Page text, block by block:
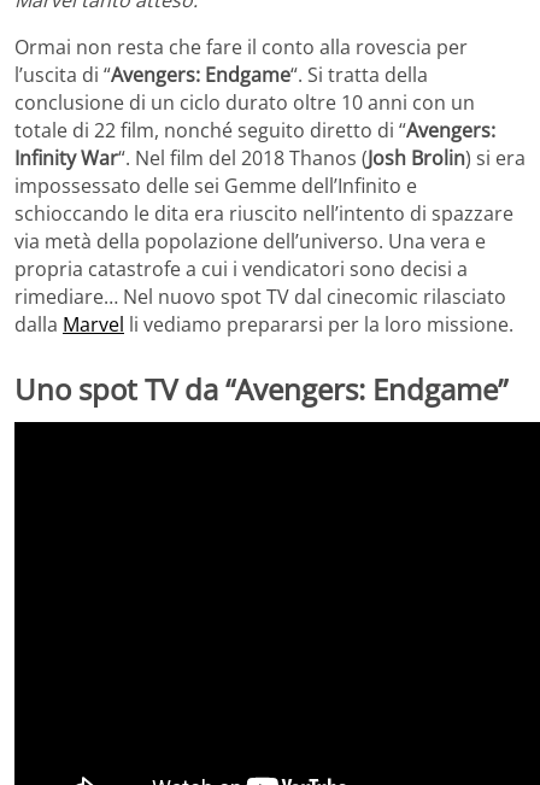
Ormai non resta che fare il conto alla rovescia per
l’uscita di “Avengers: Endgame“. Si tratta della
conclusione di un ciclo durato oltre 10 anni con un
totale di 22 film, nonché seguito diretto di “Avengers:
Infinity War“. Nel film del 2018 Thanos (Josh Brolin) si era
impossessato delle sei Gemme dell’Infinito e
schioccando le dita era riuscito nell’intento di spazzare
via metà della popolazione dell’universo. Una vera e
propria catastrofe a cui i vendicatori sono decisi a
rimediare… Nel nuovo spot TV dal cinecomic rilasciato
dalla Marvel li vediamo prepararsi per la loro missione.
Uno spot TV da “Avengers: Endgame”